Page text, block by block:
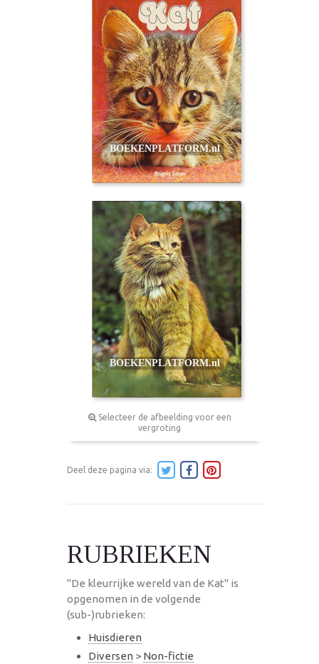
Selecteer de afbeelding voor een
vergroting
Deel deze pagina via:
RUBRIEKEN
"De kleurrijke wereld van de Kat" is
opgenomen in de volgende
(sub-)rubrieken:
Huisdieren
Diversen > Non-fictie